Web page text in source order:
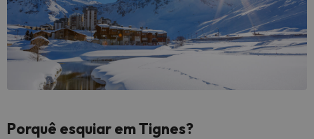
Porquê esquiar em Tignes?